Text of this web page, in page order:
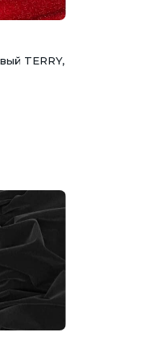
TERRY,